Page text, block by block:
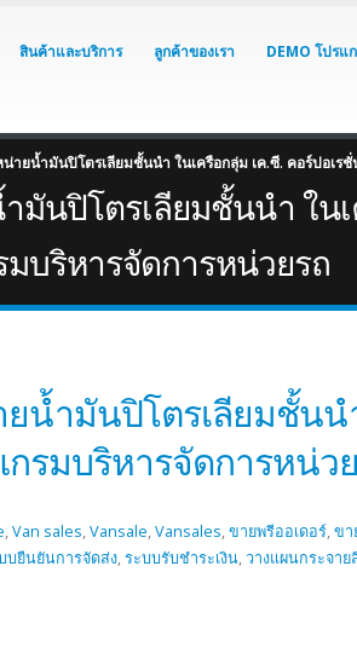
สินค้าและบริการ ลูกค้าของเรา DEMO โปรแ
ายน้ำมันปิโตรเลียมชั้นนำ ในเครือกลุ่ม เค.ซี. คอร์ปอเ
มันปิโตรเลียมชั้นนำ ใน
บริหารจัดการหน่วยรถ
น้ำมันปิโตรเลียมชั้นน
รมบริหารจัดการหน่ว
,Van sales,Vansale,Vansales,ขายพรีออเดอร์,ขา
บยืนยันการจัดส่ง,ระบบรับชำระเงิน,วางแผนกระจาย